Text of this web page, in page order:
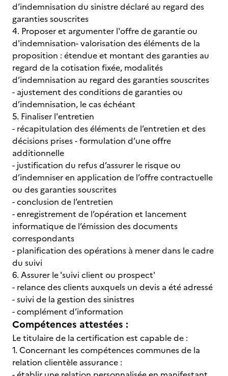
d’indemnisation du sinistre déclaré au regard des
garanties souscrites
4. Proposer et argumenter l'offre de garantie ou
d'indemnisation- valorisation des éléments de la
proposition : étendue et montant des garanties au
regard de la cotisation fixée, modalités
d’indemnisation au regard des garanties souscrites
- ajustement des conditions de garanties ou
d’indemnisation, le cas échéant
5. Finaliser l'entretien
- récapitulation des éléments de l’entretien et des
décisions prises - formulation d’une offre
additionnelle
- justification du refus d’assurer le risque ou
d’indemniser en application de l’offre contractuelle
ou des garanties souscrites
- conclusion de l’entretien
- enregistrement de l’opération et lancement
informatique de l’émission des documents
correspondants
- planification des opérations à mener dans le cadre
du suivi
6. Assurer le 'suivi client ou prospect'
- relance des clients auxquels un devis a été adressé
- suivi de la gestion des sinistres
- complément d’information
Compétences attestées :
Le titulaire de la certification est capable de :
1. Concernant les compétences communes de la
relation clientèle assurance :